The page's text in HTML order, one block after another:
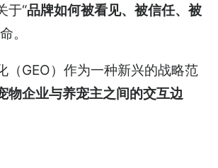
于“品牌如何被看见、被信任、被
。
（GEO）作为一种新兴的战略范
物企业与养宠主之间的交互边